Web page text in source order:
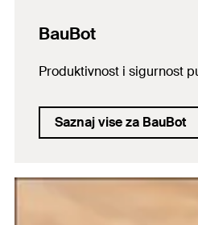
BauBot
Produktivnost i sigurnost
Saznaj vise za BauBot